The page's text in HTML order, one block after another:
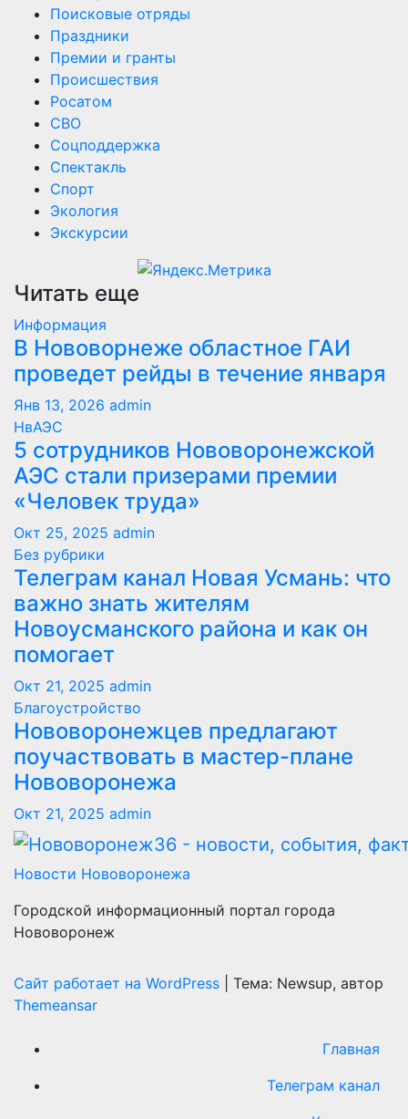
Поисковые отряды
Праздники
Премии и гранты
Происшествия
Росатом
СВО
Соцподдержка
Спектакль
Спорт
Экология
Экскурсии
Читать еще
Информация
В Нововорнеже областное ГАИ
проведет рейды в течение января
Янв 13, 2026 admin
НвАЭС
5 сотрудников Нововоронежской
АЭС стали призерами премии
«Человек труда»
Окт 25, 2025 admin
Без рубрики
Телеграм канал Новая Усмань: что
важно знать жителям
Новоусманского района и как он
помогает
Окт 21, 2025 admin
Благоустройство
Нововоронежцев предлагают
поучаствовать в мастер-плане
Нововоронежа
Окт 21, 2025 admin
Новости Нововоронежа
Городской информационный портал города
Нововоронеж
Сайт работает на WordPress
Тема: Newsup, автор
Themeansar
Главная
Телеграм канал